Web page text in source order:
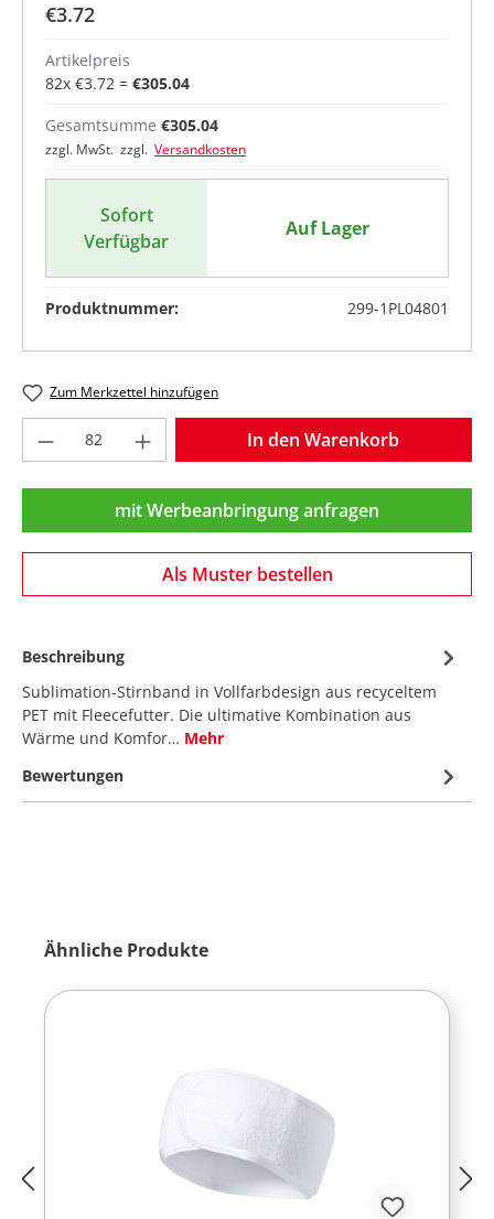
€3.72
Artikelpreis
82x €3.72 = €305.04
Gesamtsumme €305.04
zzgl. MwSt. zzgl. Versandkosten
Sofort
Verfügbar
Auf Lager
Produktnummer: 299-1PL04801
Zum Merkzettel hinzufügen
Produkt Anzahl: Gib den gewünschten
In den Warenkorb
mit Werbeanbringung anfragen
Als Muster bestellen
Beschreibung
Sublimation-Stirnband in Vollfarbdesign aus recyceltem
PET mit Fleecefutter. Die ultimative Kombination aus
Wärme und Komfor… Mehr
Bewertungen
Produktgalerie überspringen
Ähnliche Produkte